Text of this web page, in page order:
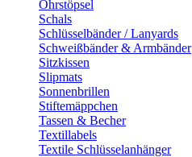
Ohrstöpsel
Schals
Schlüsselbänder / Lanyards
Schweißbänder & Armbänder
Sitzkissen
Slipmats
Sonnenbrillen
Stiftemäppchen
Tassen & Becher
Textillabels
Textile Schlüsselanhänger